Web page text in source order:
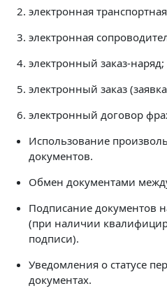
электронная
электронная
электронный заказ-наряд;
электронный заказ
электронный договор
Использование
документов.
Обмен документами
Подписание документов
(при наличии
подписи).
Уведомления о статусе
документах.